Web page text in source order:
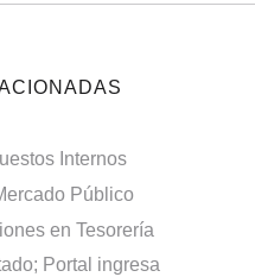
Internos
Público
en Tesorería
Portal ingresa